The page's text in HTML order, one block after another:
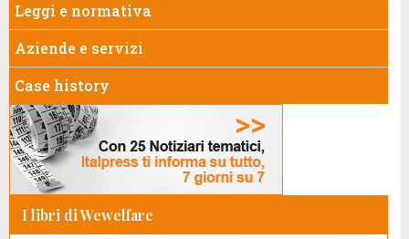
Leggi e normativa
Aziende e servizi
Case history
I libri di Wewelfare